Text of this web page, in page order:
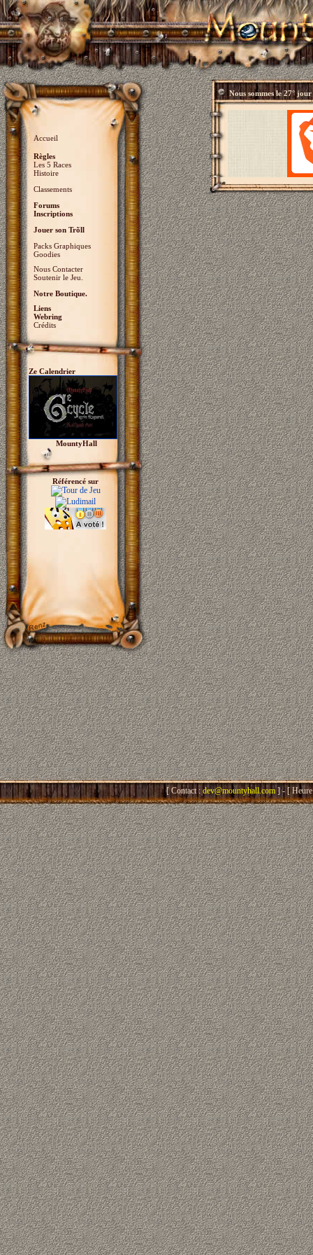
Accueil
Règles
Les 5 Races
Histoire
Classements
Forums
Inscriptions
Jouer son Trõll
Packs Graphiques
Goodies
Nous Contacter
Soutenir le Jeu.
Notre Boutique.
Liens
Webring
Crédits
Ze Calendrier
MountyHall
Référencé sur
Nous sommes le27° jour
[ Contact : dev@mountyhall.com] - [ Heure